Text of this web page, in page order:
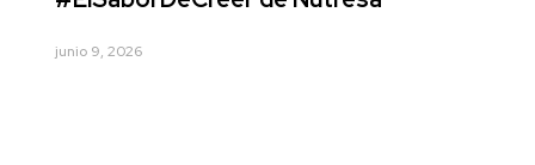
junio 9, 2026